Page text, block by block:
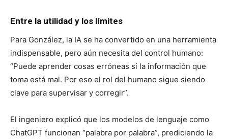
Entre la utilidad y los límites
Para González, la IA se ha convertido en una herramienta
indispensable, pero aún necesita del control humano:
“Puede aprender cosas erróneas si la información que
toma está mal. Por eso el rol del humano sigue siendo
clave para supervisar y corregir”.
El ingeniero explicó que los modelos de lenguaje como
ChatGPT funcionan “palabra por palabra”, prediciendo la